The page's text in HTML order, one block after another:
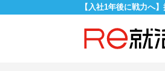
【入社1年後に戦力へ